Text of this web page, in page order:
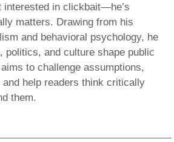
interested in clickbait—he’s
matters. Drawing from his
and behavioral psychology, he
politics, and culture shape public
to challenge assumptions,
help readers think critically
them.